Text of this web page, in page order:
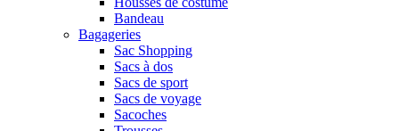
Bandeau
Bagageries
Sac Shopping
Sacs à dos
Sacs de sport
Sacs de voyage
Sacoches